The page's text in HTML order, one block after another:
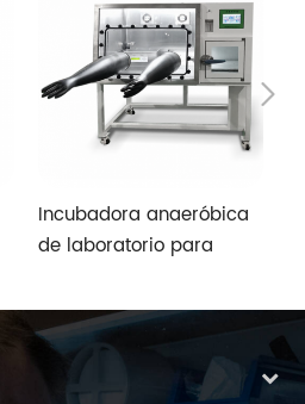
Incubadora anaeróbica
de laboratorio para